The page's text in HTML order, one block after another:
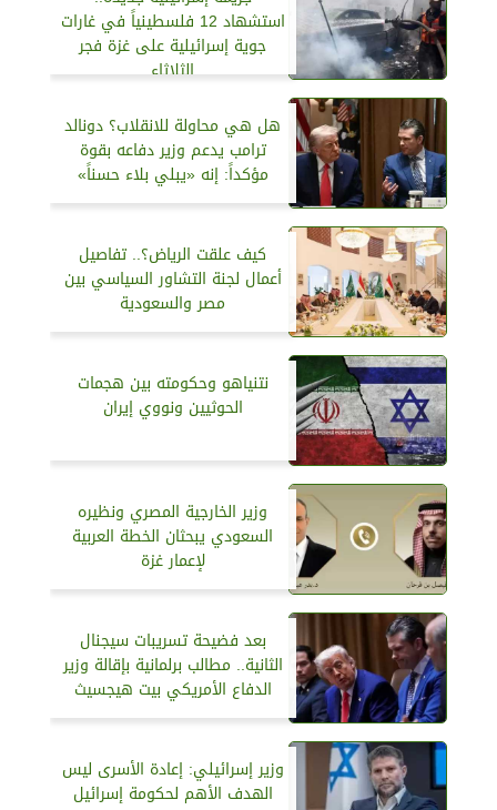
استشهاد 12 فلسطينياً في غارات
جوية إسرائيلية على غزة فجر
الثلاثاء
هل هي محاولة للانقلاب؟ دونالد
ترامب يدعم وزير دفاعه بقوة
مؤكداً: إنه «يبلي بلاء حسناً»
كيف علقت الرياض؟.. تفاصيل
أعمال لجنة التشاور السياسي بين
مصر والسعودية
نتنياهو وحكومته بين هجمات
الحوثيين ونووي إيران
وزير الخارجية المصري ونظيره
السعودي يبحثان الخطة العربية
لإعمار غزة
بعد فضيحة تسريبات سيجنال
الثانية.. مطالب برلمانية بإقالة وزير
الدفاع الأمريكي بيت هيجسيث
وزير إسرائيلي: إعادة الأسرى ليس
الهدف الأهم لحكومة إسرائيل